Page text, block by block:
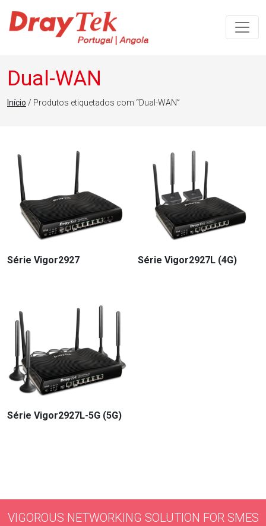
Navegação principal
Dual-WAN
Início / Produtos etiquetados com “Dual-WAN”
Série Vigor2927 Série Vigor2927L (4G)
Série Vigor2927L-5G (5G)
VIGOROUS NETWORKING SOLUTION FOR SMES